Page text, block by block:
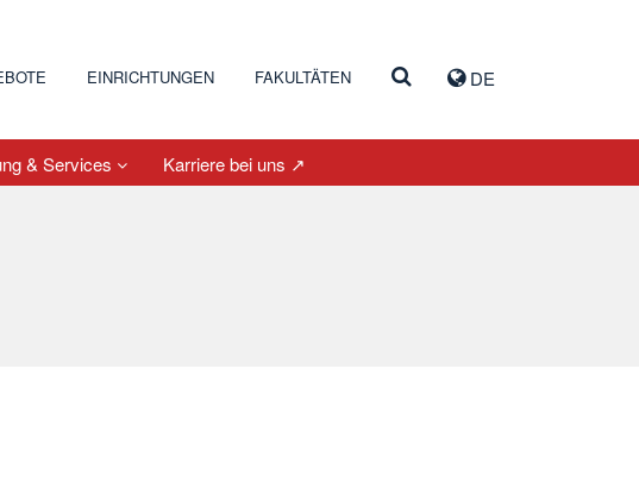
DE
EINRICHTUNGEN FAKULTÄTEN
& Services Karriere bei uns ↗